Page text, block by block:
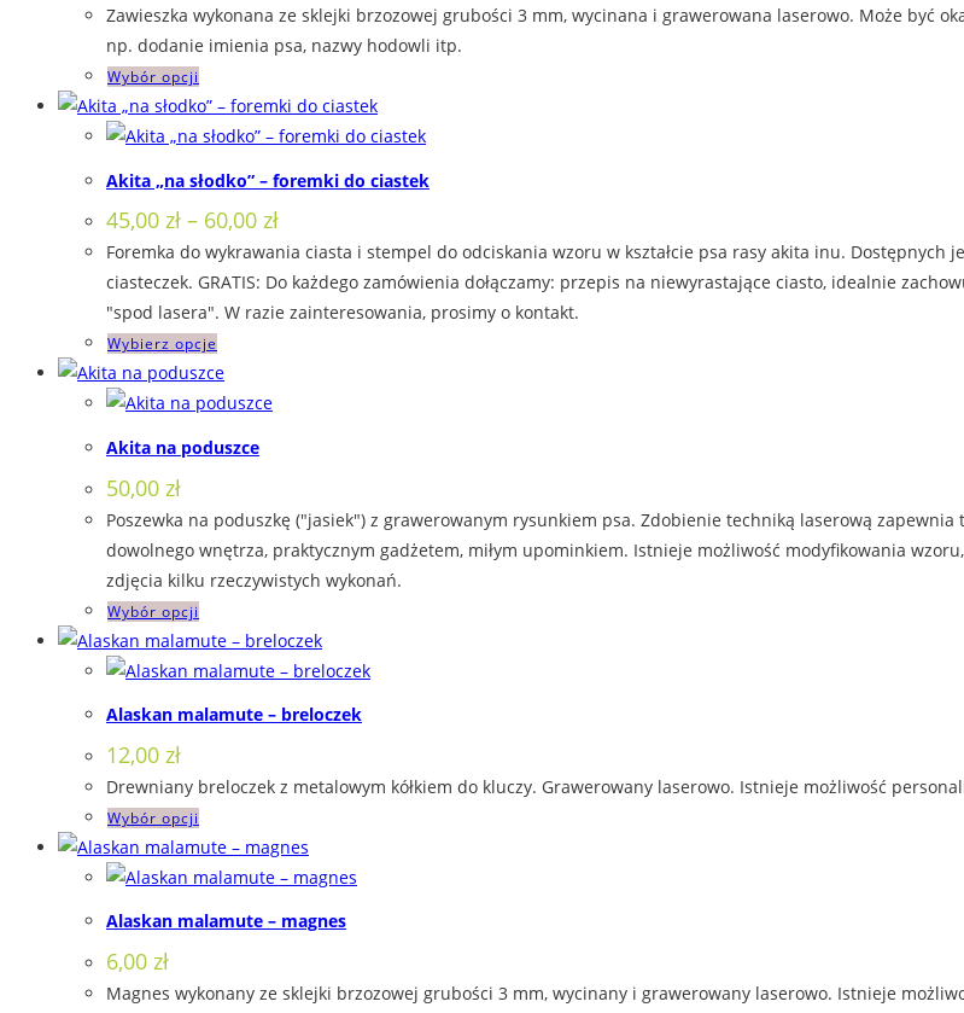
można
wybrać
stronie
produktu
Zawieszka wykonana ze sklejki brzozowej grubości 3 mm, wycinana i grawerowana laserowo. Może być
np. dodanie imienia psa, nazwy hodowli itp.
Wybór opcji
produkt
ma
wariantów.
Opcje
można
wybrać
na
stronie
produktu
Akita „na słodko” – foremki do ciastek
45,00 zł – 60,00 złZakres
cen:
od
45,00 zł
do
60,00 zł
Foremka do wykrawania ciasta i stempel do odciskania wzoru w kształcie psa rasy akita inu.
ciasteczek. GRATIS: Do każdego zamówienia dołączamy: przepis na niewyrastające ciasto, idealnie
"spod lasera". W razie zainteresowania, prosimy o kontakt.
Wybierz opcje
produkt
ma
wariantów.
można
wybrać
na
produktu
Akita na poduszce
50,00 zł
Poszewka na poduszkę ("jasiek") z grawerowanym rysunkiem psa. Zdobienie techniką laserową
dowolnego wnętrza, praktycznym gadżetem, miłym upominkiem. Istnieje możliwość modyfikowania
zdjęcia kilku rzeczywistych wykonań.
Wybór opcji
produkt
ma
wariantów.
można
na
stronie
produktu
Alaskan malamute – breloczek
12,00 zł
Drewniany breloczek z metalowym kółkiem do kluczy. Grawerowany laserowo. Istnieje możliwość
Wybór opcji
produkt
ma
wariantów.
można
Alaskan malamute – magnes
6,00 zł
Magnes wykonany ze sklejki brzozowej grubości 3 mm, wycinany i grawerowany laserowo. Istnieje